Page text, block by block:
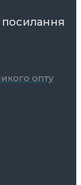
посилання
опту